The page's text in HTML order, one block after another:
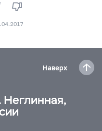
Наверх
Неглинная,